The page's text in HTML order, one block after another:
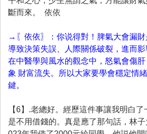
斷而來。 依依
→〖依依〗：你说得對！脾氣大會漏
導致決策失誤、人際關係破裂，進而影
在中醫學與風水的觀念中，怒氣會傷肝
象 財富流失。所以大家要學會穩定情
鍵。
【6】.老總好。經歷這件事讓我明白了
是不用借錢的。真是應了那句話，林